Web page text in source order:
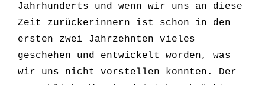
Jahrhunderts und wenn wir uns an diese
Zeit zurückerinnern ist schon in den
ersten zwei Jahrzehnten vieles
geschehen und entwickelt worden, was
wir uns nicht vorstellen konnten. Der